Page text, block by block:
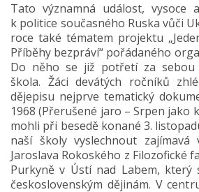
Tato významná událost, vysoce
k politice současného Ruska vůči
roce také tématem projektu
Příběhy bezpráví“ pořádaného
Do něho se již potřetí za sebou
škola. Žáci devátých ročníků
dějepisu nejprve tematický
1968 (Přerušené jaro – Srpen jako
mohli při besedě konané 3.
naší školy vyslechnout zajímavá
Jaroslava Rokoského z Filozofické
Purkyně v Ústí nad Labem, který
československým dějinám. V